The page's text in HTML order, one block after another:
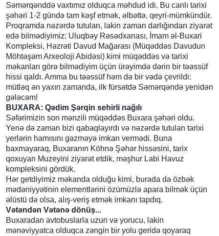
Səmərqənddə vaxtımız olduqca məhdud idi. Bu canlı tarixi
şəhəri 1-2 gündə tam kəşf etmək, əlbəttə, qeyri-mümkündür.
Proqramda nəzərdə tutulan, lakin zaman darlığından ziyarət
edə bilmədiyimiz: Uluqbəy Rəsədxanası, İmam əl-Buxari
Kompleksi, Həzrəti Davud Mağarası (Müqəddəs Davudun
Möhtəşəm Arxeoloji Abidəsi) kimi müqəddəs və tarixi
məkanları görə bilmədiyim üçün ürəyimdə dərin bir təəssüf
hissi qaldı. Amma bu təəssüf həm də bir vədə çevrildi:
mütləq ən yaxın zamanda, ilk fürsətdə Səmərqəndə yenidən
gələcəm!
BUXARA: Qədim Şərqin sehirli nağılı
Səfərimizin son mənzili müqəddəs Buxara şəhəri oldu.
Yenə də zaman bizi qabaqlayırdı və nəzərdə tutulan tarixi
yerlərin hamısını gəzməyə imkan vermədi. Buna
baxmayaraq, Buxaranın Köhnə Şəhər hissəsini, tarix
qoxuyan Muzeyini ziyarət etdik, məşhur Labi Havuz
kompleksini gördük.
Hər getdiyimiz məkanda olduğu kimi, burada da özbək
mədəniyyətinin elementlərini özümüzlə apara bilmək üçün
əlüstü də olsa, alış-veriş etmək imkanı tapdıq.
Vətəndən Vətənə dönüş...
Buxaradan avtobuslarla uzun və yorucu, lakin
mənəviyyatca olduqca zəngin bir yolu geridə qoyaraq